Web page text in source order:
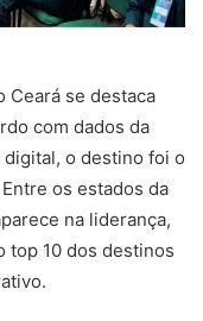
Ceará se destaca
com dados da
o destino foi o
os estados da
na liderança,
top 10 dos destinos